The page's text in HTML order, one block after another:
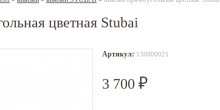
цветная Stubai
Артикул: 130000021
3 700 ₽